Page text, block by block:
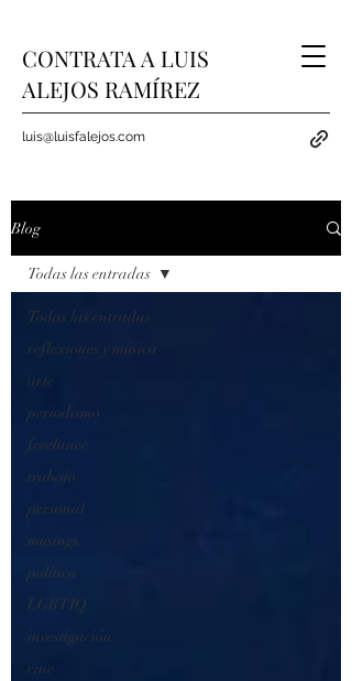
CONTRATA A LUIS
ALEJOS RAMÍREZ
luis@luisfalejos.com
Blog
Todas las entradas
reflexiones y música
arte
periodismo
freelance
trabajo
personal
musings
política
LGBTIQ
investigación
cine
Todas las entradas